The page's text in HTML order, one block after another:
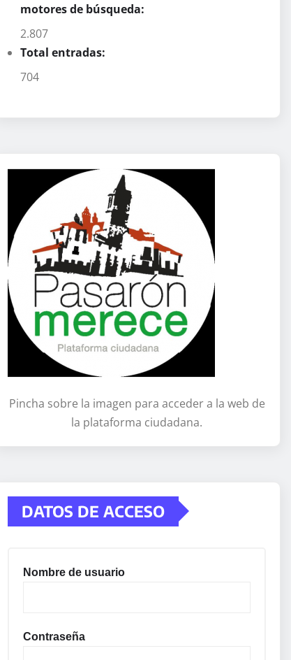
motores de búsqueda:
2.807
Total entradas:
704
Pincha sobre la imagen para acceder a la web de
la plataforma ciudadana.
DATOS DE ACCESO
Nombre de usuario
Contraseña